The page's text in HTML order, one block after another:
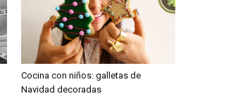
Cocina con niños: galletas de
Navidad decoradas